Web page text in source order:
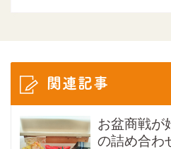
関連記事
お盆商戦が
の詰め合わ